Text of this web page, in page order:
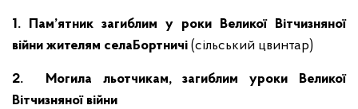
1. Пам’ятник загиблим у роки Великої Вітчизняної
війни жителям селаБортничі (сільський цвинтар)
2. Могила льотчикам, загиблим уроки Великої
Вітчизняної війни